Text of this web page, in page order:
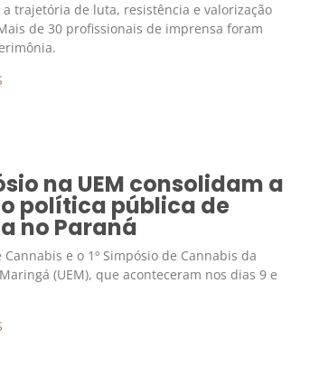
a trajetória de luta, resistência e valorização
de 30 profissionais de imprensa foram
na UEM consolidam a
política pública de
no Paraná
Cannabis e o 1º Simpósio de Cannabis da
(UEM), que aconteceram nos dias 9 e